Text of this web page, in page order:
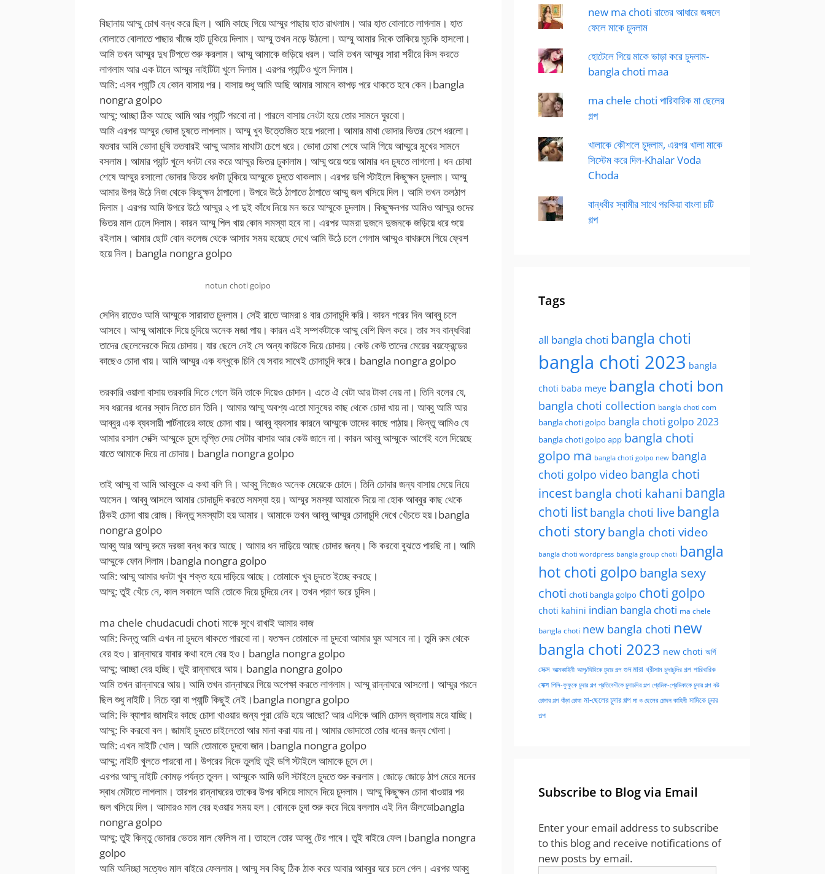
বিছানায় আম্মু চোখ বন্ধ করে ছিল। আমি কাছে গিয়ে আম্মুর পাছায় হাত রাখলাম। আর হাত বোলাতে লাগলাম। হাত
বোলাতে বোলাতে পাছার খাঁজে হাট ঢুকিয়ে দিলাম। আম্মু তখন নড়ে উঠলো। আম্মু আমার দিকে তাকিয়ে মুচকি হাসলো।
আমি তখন আম্মুর দুধ টিপতে শুরু করলাম। আম্মু আমাকে জড়িয়ে ধরল। আমি তখন আম্মুর সারা শরীরে কিস করতে
লাগলাম আর এক টানে আম্মুর নাইটিটা খুলে দিলাম। এরপর প্যান্টিও খুলে দিলাম।
আমি: এসব প্যান্টি যে কোন বাসায় পর। বাসায় শুধু আমি আছি আমার সামনে কাপড় পরে থাকতে হবে কেন।bangla
nongra golpo
আম্মু: আচ্ছা ঠিক আছে আমি আর প্যান্টি পরবো না। পারলে বাসায় নেংটা হয়ে তোর সামনে ঘুরবো।
আমি এরপর আম্মুর ভোদা চুষতে লাগলাম। আম্মু খুব উত্তেজিত হয়ে পরলো। আমার মাথা ভোদার ভিতর চেপে ধরলো।
যতবার আমি ভোদা চুষি ততবারই আম্মু আমার মাথাটা চেপে ধরে। ভোদা চোষা শেষে আমি গিয়ে আম্মুরে মুখের সামনে
বসলাম। আমার প্যান্ট খুলে ধনটা বের করে আম্মুর ভিতর ঢুকালাম। আম্মু শুয়ে শুয়ে আমার ধন চুষতে লাগলো। ধন চোষা
শেষে আম্মুর রসালো ভোদার ভিতর ধনটা ঢুকিয়ে আম্মুকে চুদতে থাকলাম। এরপর ডগি স্টাইলে কিছুক্ষন চুদলাম। আম্মু
আমার উপর উঠে নিজ থেকে কিছুক্ষন ঠাপালো। উপরে উঠে ঠাপাতে ঠাপাতে আম্মু জল খসিয়ে দিল। আমি তখন তলঠাপ
দিলাম। এরপর আমি উপরে উঠে আম্মুর ২ পা দুই কাঁধে নিয়ে মন ভরে আম্মুকে চুদলাম। কিছুক্ষনপর আমিও আম্মুর গুদের
ভিতর মাল ঢেলে দিলাম। কারন আম্মু পিল খায় কোন সমস্যা হবে না। এরপর আমরা দুজনে দুজনকে জড়িয়ে ধরে শুয়ে
রইলাম। আমার ছোট বোন কলেজ থেকে আসার সময় হয়েছে দেখে আমি উঠে চলে গেলাম আম্মুও বাথরুমে গিয়ে ফ্রেশ
হয়ে নিল। bangla nongra golpo
notun choti golpo
সেদিন রাতেও আমি আম্মুকে সারারাত চুদলাম। সেই রাতে আমরা ৪ বার চোদাচুদি করি। কারন পরের দিন আব্বু চলে
আসবে। আম্মু আমাকে দিয়ে চুদিয়ে অনেক মজা পায়। কারন এই সম্পর্কটাকে আম্মু বেশি ফিল করে। তার সব বান্ধবিরা
তাদের ছেলেদেরকে দিয়ে চোদায়। যার ছেলে নেই সে অন্য কাউকে দিয়ে চোদায়। কেউ কেউ তাদের মেয়ের বয়ফ্রেন্ডের
কাছেও চোদা খায়। আমি আম্মুর এক বন্ধুকে চিনি যে সবার সাথেই চোদাচুদি করে। bangla nongra golpo
তরকারি ওয়ালা বাসায় তরকারি দিতে গেলে উনি তাকে দিয়েও চোদান। এতে ঐ বেটা আর টাকা নেয় না। তিনি বলের যে,
সব ধরনের ধনের স্বাদ নিতে চান তিনি। আমার আম্মু অবশ্য এতো মানুষের কাছ থেকে চোদা খায় না। আব্বু আমি আর
আব্বুর এক ব্যবসায়ী পার্টনারের কাছে চোদা খায়। আব্বু ব্যবসার কারনে আম্মুকে তাদের কাছে পাঠায়। কিন্তু আমিও যে
আমার রসাল সেক্সি আম্মুকে চুদে তৃপ্তি দেয় সেটার বাসার আর কেউ জানে না। কারন আব্বু আম্মুকে আগেই বলে দিয়েছে
যাতে আমাকে দিয়ে না চোদায়। bangla nongra golpo
তাই আম্মু বা আমি আব্বুকে এ কথা বলি নি। আব্বু নিজেও অনেক মেয়েকে চোদে। তিনি চোদার জন্য বাসায় মেয়ে নিয়ে
আসেন। আব্বু আসলে আমার চোদাচুদি করতে সমস্যা হয়। আম্মুর সমস্যা আমাকে দিয়ে না হোক আব্বুর কাছ থেকে
ঠিকই চোদা খায় রোজ। কিন্তু সমস্যাটা হয় আমার। আমাকে তখন আব্বু আম্মুর চোদাচুদি দেখে খেঁচতে হয়।bangla
nongra golpo
আব্বু আর আম্মু রুমে দরজা বন্ধ করে আছে। আমার ধন দাড়িয়ে আছে চোদার জন্য। কি করবো বুঝতে পারছি না। আমি
আম্মুকে ফোন দিলাম।bangla nongra golpo
আমি: আম্মু আমার ধনটা খুব শক্ত হয়ে দাড়িয়ে আছে। তোমাকে খুব চুদতে ইচ্ছে করছে।
আম্মু: তুই খেঁচে নে, কাল সকালে আমি তোকে দিয়ে চুদিয়ে নেব। তখন প্রাণ ভরে চুদিস।
ma chele chudacudi choti মাকে সুখে রাখাই আমার কাজ
আমি: কিন্তু আমি এখন না চুদলে থাকতে পারবো না। যতক্ষন তোমাকে না চুদবো আমার ঘুম আসবে না। তুমি রুম থেকে
বের হও। রান্নাঘরে যাবার কথা বলে বের হও। bangla nongra golpo
আম্মু: আচ্ছা বের হচ্ছি। তুই রান্নাঘরে আয়। bangla nongra golpo
আমি তখন রান্নাঘরে আয়। আমি তখন রান্নাঘরে গিয়ে অপেক্ষা করতে লাগলাম। আম্মু রান্নাঘরে আসলো। আম্মুর পরনে
ছিল শুধু নাইটি। নিচে ব্রা বা প্যান্টি কিছুই নেই।bangla nongra golpo
আমি: কি ব্যাপার জামাইর কাছে চোদা খাওয়ার জন্য পুরা রেডি হয়ে আছো? আর এদিকে আমি চোদন জ্বালায় মরে যাচ্ছি।
আম্মু: কি করবো বল। জামাই চুদতে চাইলেতো আর মানা করা যায় না। আমার ভোদাতো তোর ধনের জন্য খোলা।
আমি: এখন নাইটি খোল। আমি তোমাকে চুদবো জান।bangla nongra golpo
আম্মু: নাইটি খুলতে পারবো না। উপরের দিকে তুলছি তুই ডগি স্টাইলে আমাকে চুদে দে।
এরপর আম্মু নাইটি কোমড় পর্যন্ত তুলল। আম্মুকে আমি ডগি স্টাইলে চুদতে শুরু করলাম। জোড়ে জোড়ে ঠাপ মেরে মনের
স্বাধ মেটাতে লাগলাম। তারপর রান্নাঘরের তাকের উপর বসিয়ে সামনে দিয়ে চুদলাম। আম্মু কিছুক্ষন চোদা খাওয়ার পর
জল খসিয়ে দিল। আমারও মাল বের হওয়ার সময় হল। বোনকে চুদা শুরু করে দিয়ে বললাম এই নিন ডীলডোbangla
nongra golpo
আম্মু: তুই কিন্তু ভোদার ভেতর মাল ফেলিস না। তাহলে তোর আব্বু টের পাবে। তুই বাইরে ফেল।bangla nongra
golpo
আমি অনিচ্ছা সত্যেও মাল বাইরে ফেললাম। আম্মু সব কিছু ঠিক ঠাক করে আবার আব্বুর ঘরে চলে গেল। এরপর আব্বু
new ma choti রাতের আধারে জঙ্গলে
ফেলে মাকে চুদলাম
হোটেলে গিয়ে মাকে ভাড়া করে চুদলাম-
bangla choti maa
ma chele choti পারিবারিক মা ছেলের
গল্প
খালাকে কৌশলে চুদলাম, এরপর খালা মাকে
সিস্টেম করে দিল-Khalar Voda
Choda
বান্ধবীর স্বামীর সাথে পরকিয়া বাংলা চটি
গল্প
Tags
all bangla choti bangla choti
bangla choti 2023 bangla
choti baba meye bangla choti bon
bangla choti collection bangla choti com
bangla choti golpo bangla choti golpo 2023
bangla choti golpo app bangla choti
golpo ma bangla choti golpo new bangla
choti golpo video bangla choti
incestbangla choti kahani bangla
choti list bangla choti live bangla
choti storybangla choti video
bangla choti wordpress bangla group choti bangla
hot choti golpo bangla sexy
choti choti bangla golpo choti golpo
choti kahini indian bangla choti ma chele
bangla choti new bangla choti new
bangla choti 2023 new choti অর্গি
সেক্স আত্মকাহিনী আপু/দিদিকে চুদার গল্প গুদ মারা থ্রীসাম চুদাচুদির গল্প পারিবারিক
সেক্স পিসি-ফুফুকে চুদার গল্প প্রতিবেশীকে চুদাচদির গল্প প্রেমিক-প্রেমিকাকে চুদার গল্প বউ
চোদার গল্প বাঁড়া চোষা মা-ছেলের চুদার গল্প মা ও ছেলের চোদন কাহিনী মামিকে চুদার
গল্প
Subscribe to Blog via Email
Enter your email address to subscribe
to this blog and receive notifications of
new posts by email.